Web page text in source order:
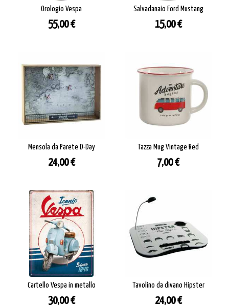
Orologio Vespa
Prezzo
55,00 €
Salvadanaio Ford Mustang
Prezzo
15,00 €
Mensola da Parete D-Day
Prezzo
24,00 €
Tazza Mug Vintage Red
Prezzo
7,00 €
Cartello Vespa in metallo
Prezzo
30,00 €
Tavolino da divano Hipster
Prezzo
24,00 €